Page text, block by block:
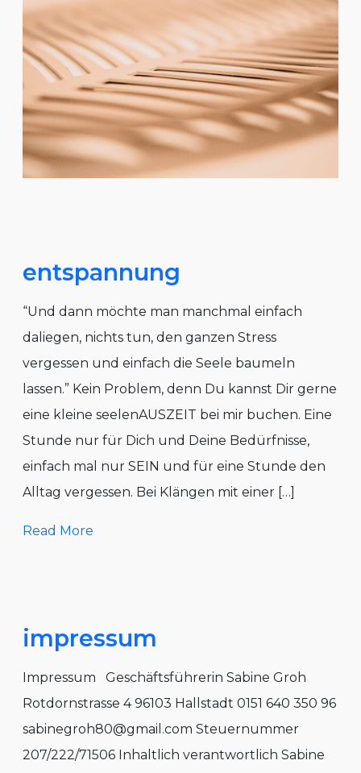
entspannung
“Und dann möchte man manchmal einfach
daliegen, nichts tun, den ganzen Stress
vergessen und einfach die Seele baumeln
lassen.” Kein Problem, denn Du kannst Dir gerne
eine kleine seelenAUSZEIT bei mir buchen. Eine
Stunde nur für Dich und Deine Bedürfnisse,
einfach mal nur SEIN und für eine Stunde den
Alltag vergessen. Bei Klängen mit einer […]
Read More
impressum
Impressum Geschäftsführerin Sabine Groh
Rotdornstrasse 4 96103 Hallstadt 0151 640 350 96
sabinegroh80@gmail.com Steuernummer
207/222/71506 Inhaltlich verantwortlich Sabine